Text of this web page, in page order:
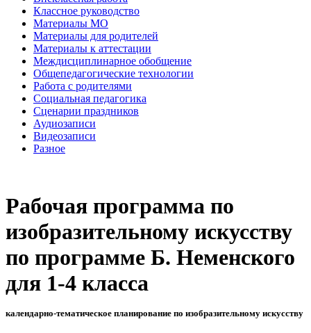
Классное руководство
Материалы МО
Материалы для родителей
Материалы к аттестации
Междисциплинарное обобщение
Общепедагогические технологии
Работа с родителями
Социальная педагогика
Сценарии праздников
Аудиозаписи
Видеозаписи
Разное
Рабочая программа по
изобразительному искусству
по программе Б. Неменского
для 1-4 класса
календарно-тематическое планирование по изобразительному искусству